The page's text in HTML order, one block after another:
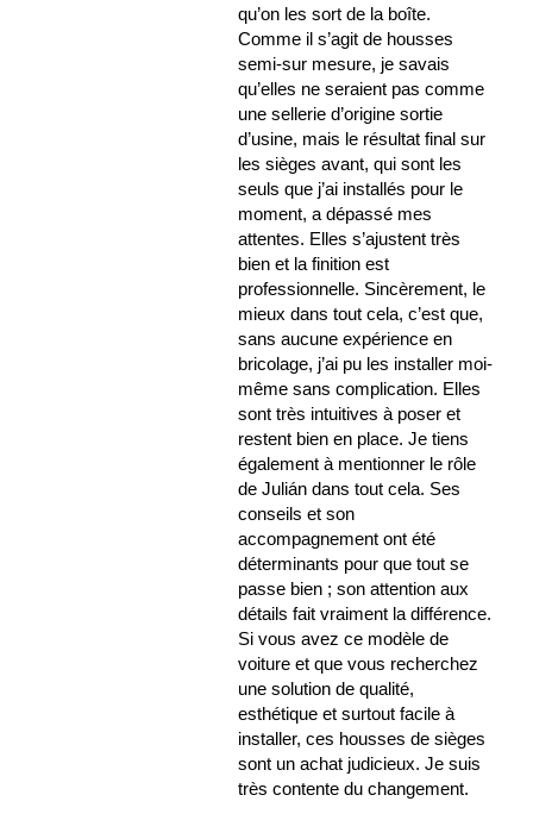
qu’on les sort de la boîte.
Comme il s’agit de housses
semi-sur mesure, je savais
qu’elles ne seraient pas comme
une sellerie d’origine sortie
d’usine, mais le résultat final sur
les sièges avant, qui sont les
seuls que j’ai installés pour le
moment, a dépassé mes
attentes. Elles s’ajustent très
bien et la finition est
professionnelle. Sincèrement, le
mieux dans tout cela, c’est que,
sans aucune expérience en
bricolage, j’ai pu les installer moi-
même sans complication. Elles
sont très intuitives à poser et
restent bien en place. Je tiens
également à mentionner le rôle
de Julián dans tout cela. Ses
conseils et son
accompagnement ont été
déterminants pour que tout se
passe bien ; son attention aux
détails fait vraiment la différence.
Si vous avez ce modèle de
voiture et que vous recherchez
une solution de qualité,
esthétique et surtout facile à
installer, ces housses de sièges
sont un achat judicieux. Je suis
très contente du changement.